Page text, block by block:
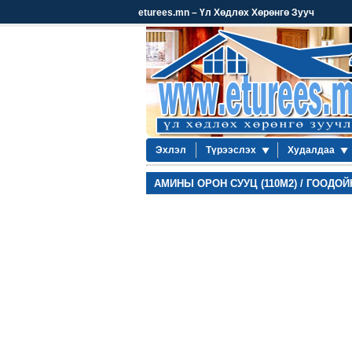
eturees.mn – Үл Хөдлөх Хөрөнгө Зууч
Эхлэл Түрээслэх Худалдаа
АМИНЫ ОРОН СУУЦ (110М2) /